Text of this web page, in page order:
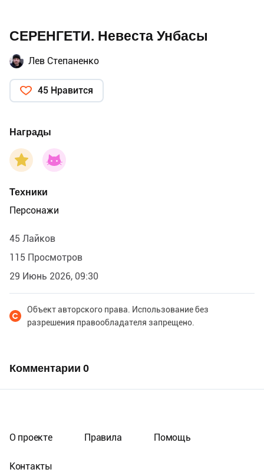
СЕРЕНГЕТИ. Невеста Унбасы
Лев Степаненко
45 Нравится
Награды
Техники
Персонажи
45 Лайков
115 Просмотров
29 Июнь 2026, 09:30
Объект авторского права. Использование без
разрешения правообладателя запрещено.
Комментарии 0
О проекте Правила Помощь
Контакты